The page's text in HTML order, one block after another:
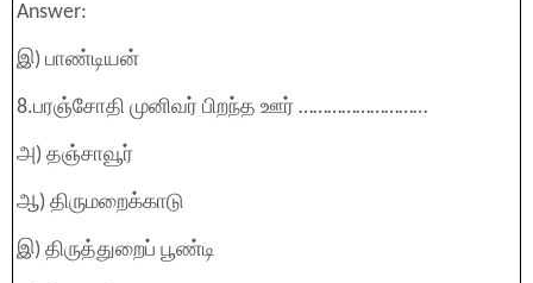
Answer:
இ) பாண்டியன்
8.பரஞ்சோதி முனிவர் பிறந்த ஊர் ………………………
அ) தஞ்சாவூர்
ஆ) திருமறைக்காடு
இ) திருத்துறைப் பூண்டி